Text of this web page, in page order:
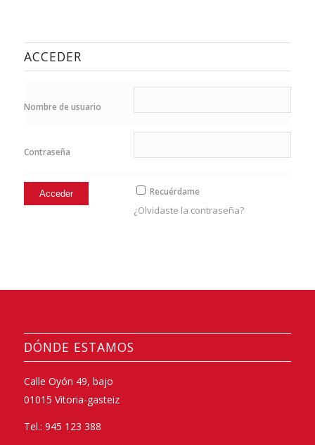
ACCEDER
Nombre de usuario
Contraseña
Recuérdame
¿Olvidaste la contraseña?
DÓNDE ESTAMOS
Calle Oyón 49, bajo
01015 Vitoria-gasteiz
Tel.: 945 123 388